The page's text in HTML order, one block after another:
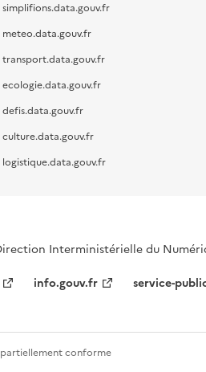
simplifions.data.gouv.fr
meteo.data.gouv.fr
transport.data.gouv.fr
ecologie.data.gouv.fr
defis.data.gouv.fr
culture.data.gouv.fr
logistique.data.gouv.fr
Interministérielle du
info.gouv.fr service-
conforme